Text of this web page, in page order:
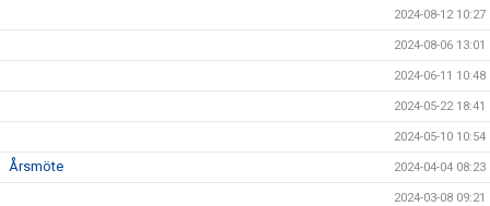
2024-08-12 10:27
2024-08-06 13:01
2024-06-11 10:48
2024-05-22 18:41
2024-05-10 10:54
Årsmöte 2024-04-04 08:23
2024-03-08 09:21